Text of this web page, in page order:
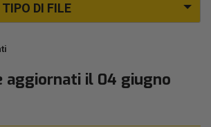
DI FILE
aggiornati il 04 giugno